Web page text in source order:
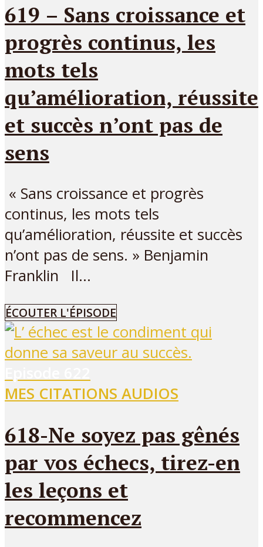
619 – Sans croissance et
progrès continus, les
mots tels
qu’amélioration, réussite
et succès n’ont pas de
sens
« Sans croissance et progrès
continus, les mots tels
qu’amélioration, réussite et succès
n’ont pas de sens. » Benjamin
Franklin Il...
ÉCOUTER L'ÉPISODE
MES CITATIONS AUDIOS
618-Ne soyez pas gênés
par vos échecs, tirez-en
les leçons et
recommencez